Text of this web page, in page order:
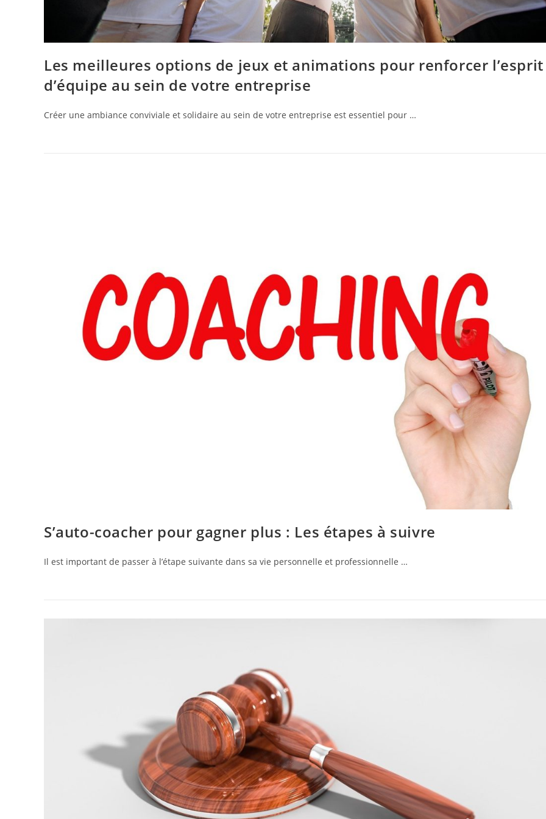
Les meilleures options de jeux et animations pour renforcer l’esprit
d’équipe au sein de votre entreprise
Créer une ambiance conviviale et solidaire au sein de votre entreprise est essentiel pour …
S’auto-coacher pour gagner plus : Les étapes à suivre
Il est important de passer à l’étape suivante dans sa vie personnelle et professionnelle …